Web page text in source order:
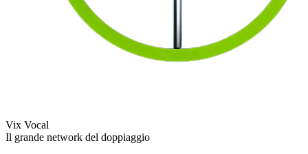
Vix Vocal
Il grande network del doppiaggio